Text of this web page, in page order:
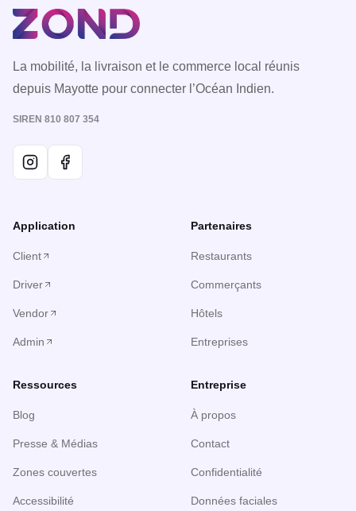
La mobilité, la livraison et le commerce local réunis
depuis Mayotte pour connecter l’Océan Indien.
SIREN 810 807 354
Application
Client
Driver
Vendor
Admin
Partenaires
Restaurants
Commerçants
Hôtels
Entreprises
Ressources
Blog
Presse & Médias
Zones couvertes
Accessibilité
Entreprise
À propos
Contact
Confidentialité
Données faciales